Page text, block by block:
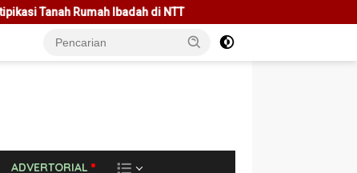
NTT Rakor Bersama Pemda Se-NTT, Menteri Nusron
ADVERTORIAL
L